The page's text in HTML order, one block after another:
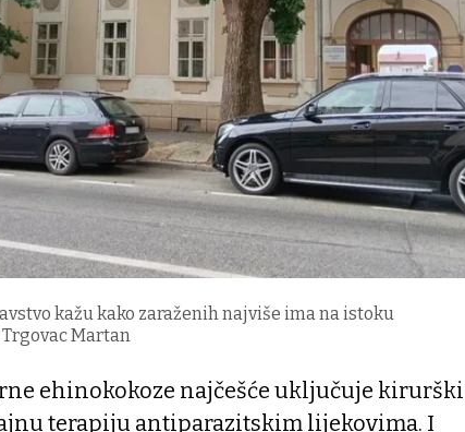
kažu kako zaraženih najviše ima na istoku
Martan
ehinokokoze najčešće uključuje kirurški
terapiju antiparazitskim lijekovima. I